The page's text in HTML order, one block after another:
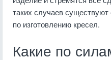
таких случаев
по изготовлению кресел.
Какие по